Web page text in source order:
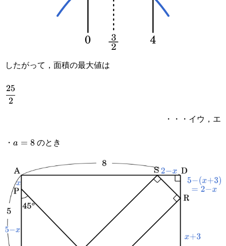
したがって，面積の最大値は
\cfrac{25}
{2}
2
25
・・・イウ，エ
・ a=8
a = 8のとき